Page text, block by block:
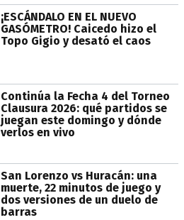
¡ESCÁNDALO EN EL NUEVO
GASÓMETRO! Caicedo hizo el
Topo Gigio y desató el caos
Continúa la Fecha 4 del Torneo
Clausura 2026: qué partidos se
juegan este domingo y dónde
verlos en vivo
San Lorenzo vs Huracán: una
muerte, 22 minutos de juego y
dos versiones de un duelo de
barras